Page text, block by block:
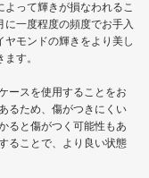
よって輝きが損なわれるこ
に一度程度の頻度でお手入
ヤモンドの輝きをより美し
す。
ースを使用することをお
るため、傷がつきにくい
ると傷がつく可能性もあ
ることで、より良い状態